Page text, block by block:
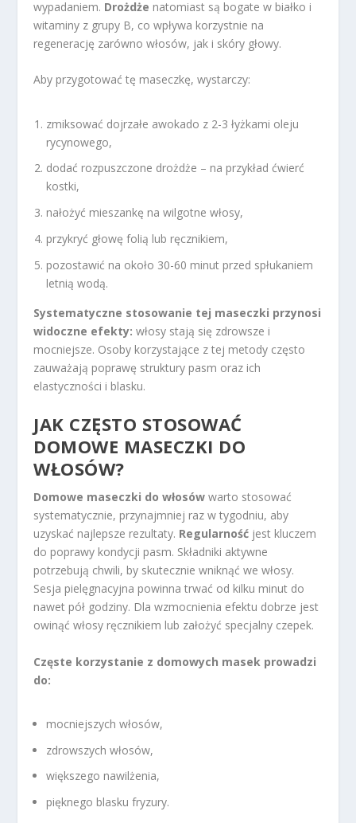
wypadaniem. Drożdże natomiast są bogate w białko i
witaminy z grupy B, co wpływa korzystnie na
regenerację zarówno włosów, jak i skóry głowy.
Aby przygotować tę maseczkę, wystarczy:
zmiksować dojrzałe awokado z 2-3 łyżkami oleju
rycynowego,
dodać rozpuszczone drożdże – na przykład ćwierć
kostki,
nałożyć mieszankę na wilgotne włosy,
przykryć głowę folią lub ręcznikiem,
pozostawić na około 30-60 minut przed spłukaniem
letnią wodą.
Systematyczne stosowanie tej maseczki przynosi
widoczne efekty: włosy stają się zdrowsze i
mocniejsze. Osoby korzystające z tej metody często
zauważają poprawę struktury pasm oraz ich
elastyczności i blasku.
JAK CZĘSTO STOSOWAĆ
DOMOWE MASECZKI DO
WŁOSÓW?
Domowe maseczki do włosów warto stosować
systematycznie, przynajmniej raz w tygodniu, aby
uzyskać najlepsze rezultaty. Regularność jest kluczem
do poprawy kondycji pasm. Składniki aktywne
potrzebują chwili, by skutecznie wniknąć we włosy.
Sesja pielęgnacyjna powinna trwać od kilku minut do
nawet pół godziny. Dla wzmocnienia efektu dobrze jest
owinąć włosy ręcznikiem lub założyć specjalny czepek.
Częste korzystanie z domowych masek prowadzi
do:
mocniejszych włosów,
zdrowszych włosów,
większego nawilżenia,
pięknego blasku fryzury.